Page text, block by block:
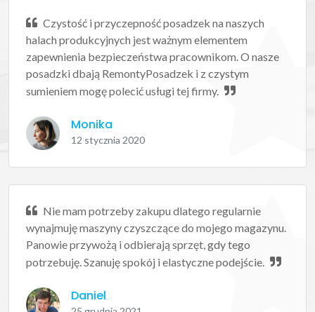
Czystość i przyczepność posadzek na naszych
halach produkcyjnych jest ważnym elementem
zapewnienia bezpieczeństwa pracownikom. O nasze
posadzki dbają RemontyPosadzek i z czystym
sumieniem mogę polecić usługi tej firmy.
Monika
12 stycznia 2020
Nie mam potrzeby zakupu dlatego regularnie
wynajmuję maszyny czyszczące do mojego magazynu.
Panowie przywożą i odbierają sprzęt, gdy tego
potrzebuję. Szanuję spokój i elastyczne podejście.
Daniel